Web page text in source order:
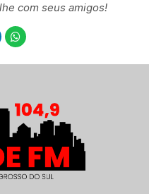
com seus amigos!